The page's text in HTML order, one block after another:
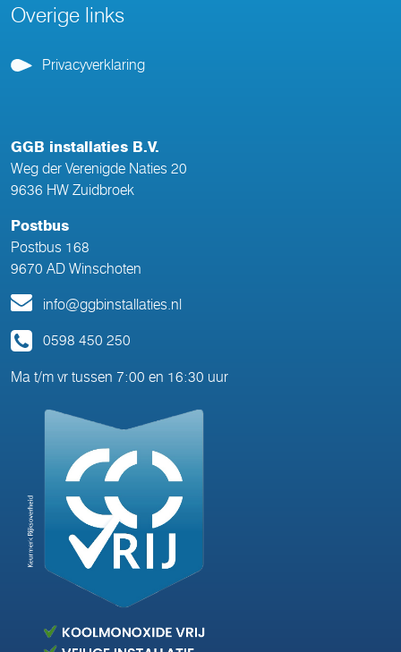
Overige links
Privacyverklaring
GGB installaties B.V.
Weg der Verenigde Naties 20
9636 HW Zuidbroek
Postbus
Postbus 168
9670 AD Winschoten
info@ggbinstallaties.nl
0598 450 250
Ma t/m vr tussen 7:00 en 16:30 uur